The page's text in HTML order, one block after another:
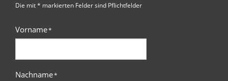
Die mit * markierten Felder sind Pflichtfelder
Vorname*
Nachname*